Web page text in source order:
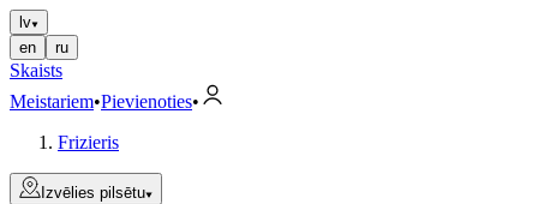
lv
en
ru
Skaists
Meistariem•Pievienoties•
Frizieris
Izvēlies pilsētu